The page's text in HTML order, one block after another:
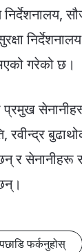
निर्देशनालय,
गरेको छ।
प्रमुख
रवीन्द्र
र सेनानीहरू
फर्कनुहोस्